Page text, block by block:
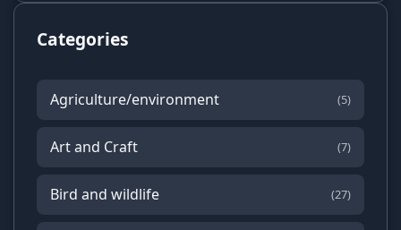
Categories
Agriculture/environment (5)
Art and Craft (7)
Bird and wildlife (27)